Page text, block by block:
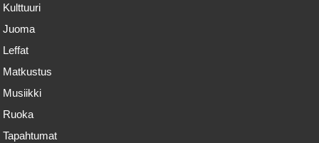
Kulttuuri
Juoma
Leffat
Matkustus
Musiikki
Ruoka
Tapahtumat